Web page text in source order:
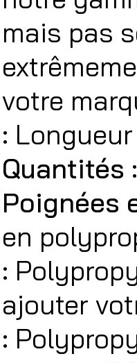
mais pas
votre
:
Quantités :
Poignées
en
:
ajouter
: